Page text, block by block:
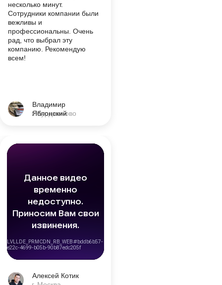
г. Курджиново
Владимир
Яблонский
несколько минут.
Сотрудники компании были
вежливы и
профессиональны. Очень
рад, что выбрал эту
компанию. Рекомендую
всем!
Алексей Котик